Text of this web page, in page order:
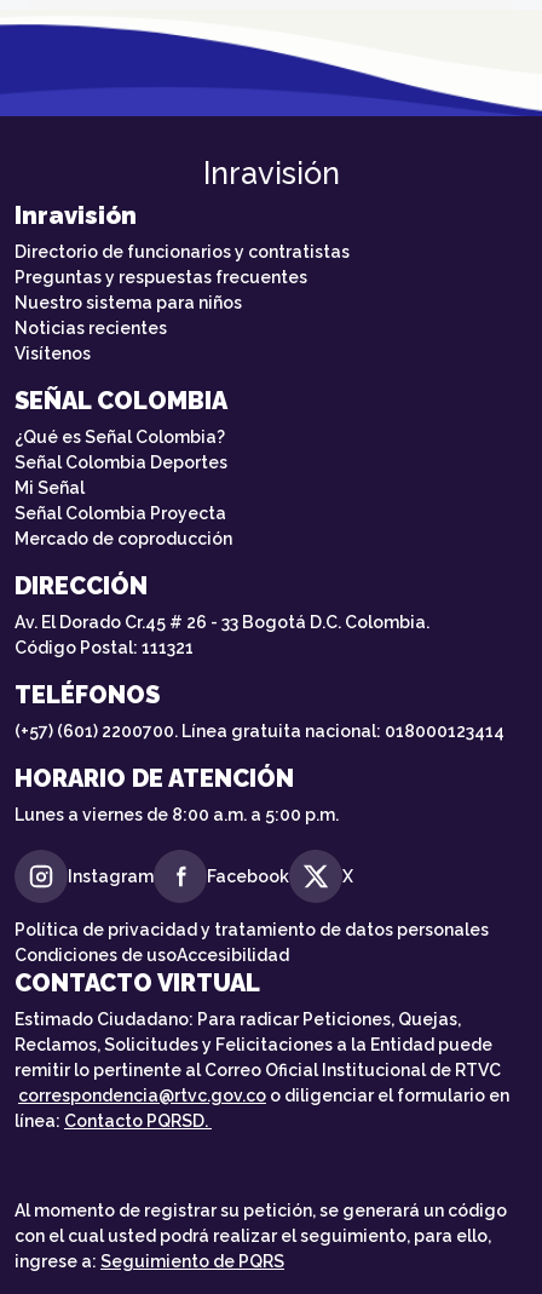
Inravisión
Inravisión
Directorio de funcionarios y contratistas
Preguntas y respuestas frecuentes
Nuestro sistema para niños
Noticias recientes
Visítenos
SEÑAL COLOMBIA
¿Qué es Señal Colombia?
Señal Colombia Deportes
Mi Señal
Señal Colombia Proyecta
Mercado de coproducción
DIRECCIÓN
Av. El Dorado Cr.45 # 26 - 33 Bogotá D.C. Colombia.
Código Postal: 111321
TELÉFONOS
(+57) (601) 2200700. Línea gratuita nacional: 018000123414
HORARIO DE ATENCIÓN
Lunes a viernes de 8:00 a.m. a 5:00 p.m.
Instagram Facebook X
Política de privacidad y tratamiento de datos personales
Condiciones de usoAccesibilidad
CONTACTO VIRTUAL
Estimado Ciudadano: Para radicar Peticiones, Quejas,
Reclamos, Solicitudes y Felicitaciones a la Entidad puede
remitir lo pertinente al Correo Oficial Institucional de RTVC
correspondencia@rtvc.gov.co o diligenciar el formulario en
línea: Contacto PQRSD.
Al momento de registrar su petición, se generará un código
con el cual usted podrá realizar el seguimiento, para ello,
ingrese a: Seguimiento de PQRS